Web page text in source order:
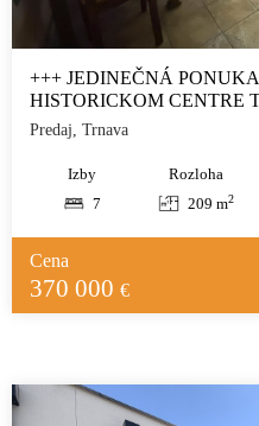
+++ JEDINEČNÁ
HISTORICKOM CENTRE
Predaj, Trnava
Izby
7
Rozloha
209 m2
Cena
370 000 €